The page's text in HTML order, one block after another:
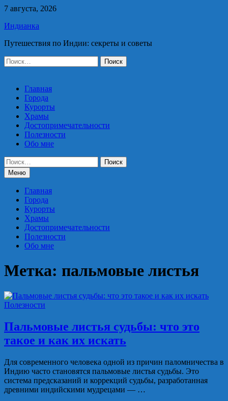
Перейти
содержимому
7 августа, 2026
Индианка
Путешествия по Индии: секреты и советы
Найти:
Главная
Города
Курорты
Храмы
Достопримечательности
Полезности
Обо мне
Найти:
Меню
Главная
Города
Курорты
Храмы
Достопримечательности
Полезности
Обо мне
Метка: пальмовые листья
Полезности
Пальмовые листья судьбы: что это
такое и как их искать
Для современного человека одной из причин паломничества в
Индию часто становятся пальмовые листья судьбы. Это
система предсказаний и коррекций судьбы, разработанная
древними индийскими мудрецами — …